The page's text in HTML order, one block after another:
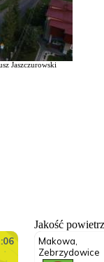
Jaszczurowski
Jakość